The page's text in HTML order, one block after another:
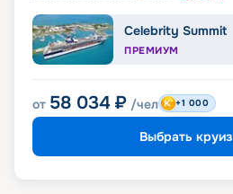
Celebrity Summit
ПРЕМИУМ
от 58 034 ₽ /чел +1 000
Выбрать круиз